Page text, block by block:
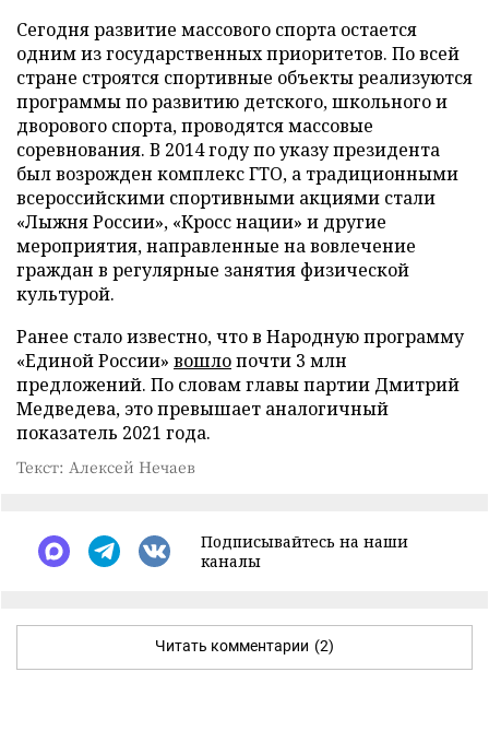
Сегодня развитие массового спорта остается
одним из государственных приоритетов. По всей
стране строятся спортивные объекты реализуются
программы по развитию детского, школьного и
дворового спорта, проводятся массовые
соревнования. В 2014 году по указу президента
был возрожден комплекс ГТО, а традиционными
всероссийскими спортивными акциями стали
«Лыжня России», «Кросс нации» и другие
мероприятия, направленные на вовлечение
граждан в регулярные занятия физической
культурой.
Ранее стало известно, что в Народную программу
«Единой России» вошлопочти 3 млн
предложений. По словам главы партии Дмитрий
Медведева, это превышает аналогичный
показатель 2021 года.
Текст: Алексей Нечаев
Подписывайтесь на наши
каналы
Читать комментарии (2)